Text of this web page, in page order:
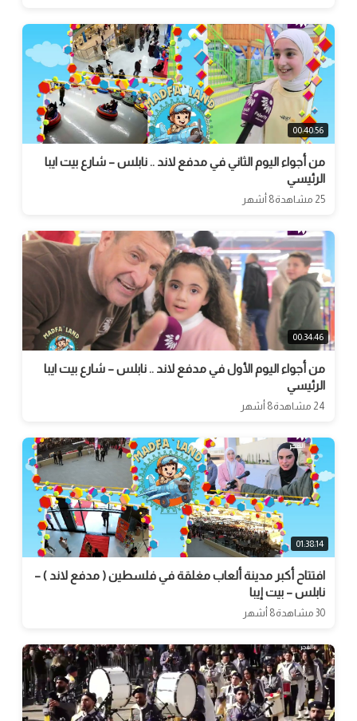
00:40:56
من أجواء اليوم الثاني في مدفع لاند .. نابلس – شارع بيت ايبا
الرئيسي
25 مشاهدة 8 أشهر
00:34:46
من أجواء اليوم الأول في مدفع لاند .. نابلس – شارع بيت ايبا
الرئيسي
24 مشاهدة 8 أشهر
01:38:14
افتتاح أكبر مدينة ألعاب مغلقة في فلسطين ( مدفع لاند ) –
نابلس – بيت إيبا
30 مشاهدة 8 أشهر